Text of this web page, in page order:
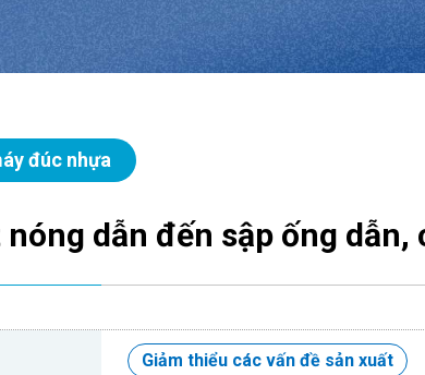
đúc nhựa
nóng dẫn đến sập ống
Giảm thiểu các vấn đề sản xuất